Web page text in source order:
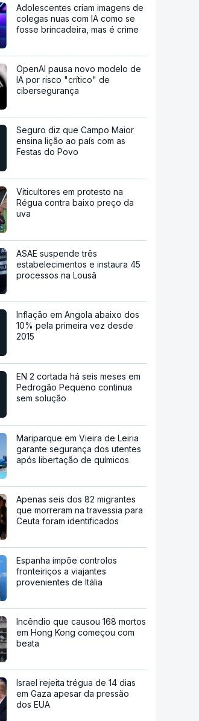
Adolescentes criam imagens de
colegas nuas com IA como se
fosse brincadeira, mas é crime
OpenAI pausa novo modelo de
IA por risco "crítico" de
cibersegurança
Seguro diz que Campo Maior
ensina lição ao país com as
Festas do Povo
Viticultores em protesto na
Régua contra baixo preço da
uva
ASAE suspende três
estabelecimentos e instaura 45
processos na Lousã
Inflação em Angola abaixo dos
10% pela primeira vez desde
2015
EN 2 cortada há seis meses em
Pedrogão Pequeno continua
sem solução
Mariparque em Vieira de Leiria
garante segurança dos utentes
após libertação de químicos
Apenas seis dos 82 migrantes
que morreram na travessia para
Ceuta foram identificados
Espanha impõe controlos
fronteiriços a viajantes
provenientes de Itália
Incêndio que causou 168 mortos
em Hong Kong começou com
beata
Israel rejeita trégua de 14 dias
em Gaza apesar da pressão
dos EUA